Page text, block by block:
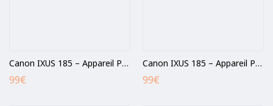
Canon IXUS 185 – Appareil Photo numérique 20 MP – Rouge
99€
Canon IXUS 185 – Appareil Photo numérique 20 MP – Noir
99€